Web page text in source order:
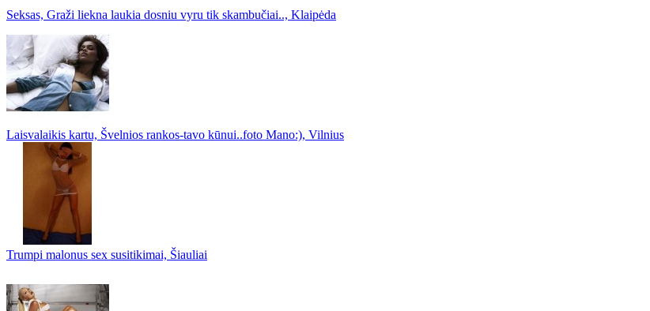
Seksas, Graži liekna laukia dosniu vyru tik skambučiai.., Klaipėda
Laisvalaikis kartu, Švelnios rankos-tavo kūnui..foto Mano:), Vilnius
Trumpi malonus sex susitikimai, Šiauliai